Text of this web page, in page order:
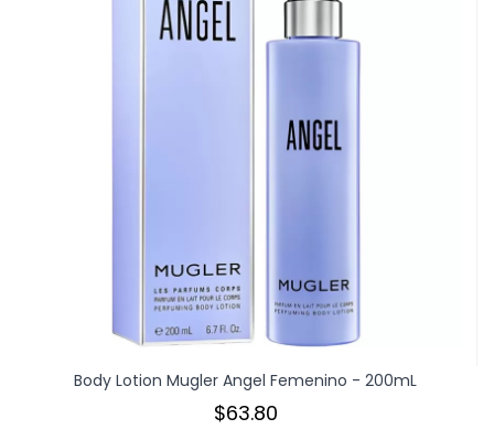
Body Lotion Mugler Angel Femenino - 200mL
$63.80